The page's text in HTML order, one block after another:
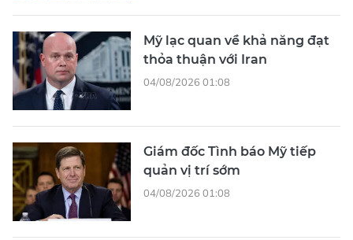
Mỹ lạc quan về khả năng đạt
thỏa thuận với Iran
04/08/2026 01:08
Giám đốc Tình báo Mỹ tiếp
quản vị trí sớm
04/08/2026 01:08